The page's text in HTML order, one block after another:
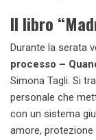
Il libro
Durante la serata
processo –
Simona Tagli. Si
personale che
con un sistema
amore, protezione